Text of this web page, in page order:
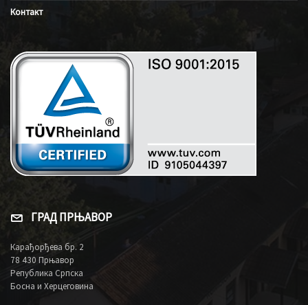
Контакт
ГРАД ПРЊАВОР
Карађорђева бр. 2
78 430 Прњавор
Република Српска
Босна и Херцеговина